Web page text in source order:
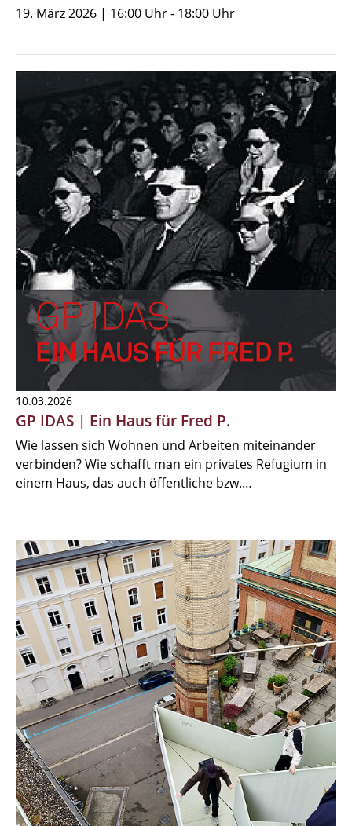
19. März 2026 | 16:00 Uhr - 18:00 Uhr
10.03.2026
GP IDAS | Ein Haus für Fred P.
Wie lassen sich Wohnen und Arbeiten miteinander
verbinden? Wie schafft man ein privates Refugium in
einem Haus, das auch öffentliche bzw.…